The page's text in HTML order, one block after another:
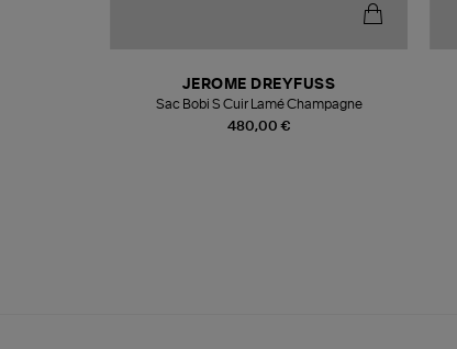
480,00 €
JEROME DREYFUSS
Sac Bobi S Cuir Lamé Champagne